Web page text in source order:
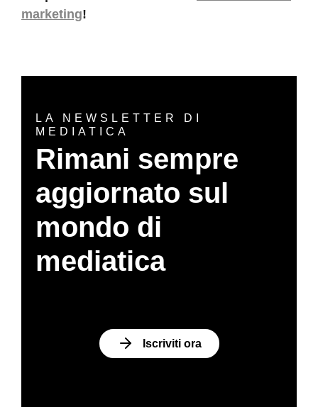
marketing!
LA NEWSLETTER DI
MEDIATICA
Rimani sempre
aggiornato sul
mondo di
mediatica
Iscriviti ora